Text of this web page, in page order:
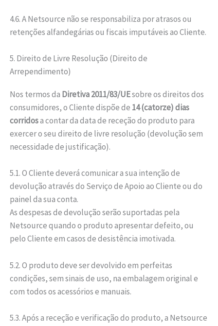
4.6. A Netsource não se responsabiliza por atrasos ou
retenções alfandegárias ou fiscais imputáveis ao Cliente.
5. Direito de Livre Resolução (Direito de
Arrependimento)
Nos termos da Diretiva 2011/83/UEsobre os direitos dos
consumidores, o Cliente dispõe de 14 (catorze) dias
corridosa contar da data de receção do produto para
exercer o seu direito de livre resolução (devolução sem
necessidade de justificação).
5.1. O Cliente deverá comunicar a sua intenção de
devolução através do Serviço de Apoio ao Cliente ou do
painel da sua conta.
As despesas de devolução serão suportadas pela
Netsource quando o produto apresentar defeito, ou
pelo Cliente em casos de desistência imotivada.
5.2. O produto deve ser devolvido em perfeitas
condições, sem sinais de uso, na embalagem original e
com todos os acessórios e manuais.
5.3. Após a receção e verificação do produto, a Netsource